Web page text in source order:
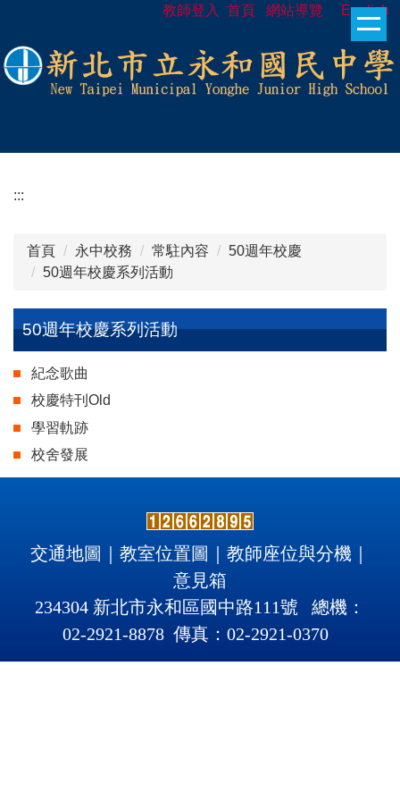
主
要
教師登入 首頁 網站導覽 English
:::
首頁 永中校務 常駐內容
50週年校慶
50週年校慶系列活動
50週年校慶系列活動
紀念歌曲
校慶特刊Old
學習軌跡
校舍發展
交通地圖 教室位置圖 教師座位與分機
意見箱
234304 新北市永和區國中路111號 總機：
02-2921-8878 傳真：02-2921-0370